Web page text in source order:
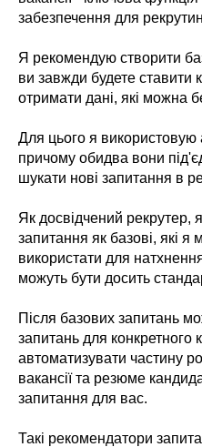
забезпечення для
Я рекомендую створити
ви завжди будете ставити
отримати дані, які можна
Для цього я
причому обидва вони
шукати нові запитання в
Як досвідчений рекрутер,
запитання як базові, які
використати для
можуть бути досить
Після базових запитань
запитань для
автоматизувати частину
вакансії та резюме
запитання для вас.
Такі рекомендатори